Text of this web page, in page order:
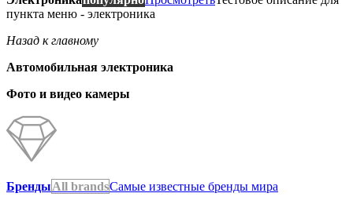
пункта меню - электроника
Назад к главному
Автомобильная электроника
Фото и видео камеры
БрендыAll brandsСамые известные бренды мира